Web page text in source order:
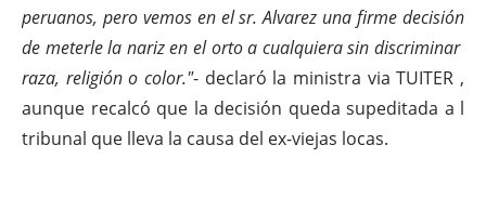
peruanos, pero vemos en el sr. Alvarez una firme decisión
de meterle la nariz en el orto a cualquiera sin discriminar
raza, religión o color."- declaró la ministra via TUITER ,
aunque recalcó que la decisión queda supeditada a l
tribunal que lleva la causa del ex-viejas locas.